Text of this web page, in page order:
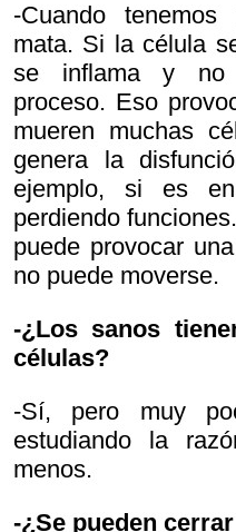
-Cuando
mata. Si la célula
se inflama y no
proceso. Eso
mueren muchas
genera la
ejemplo, si es
perdiendo
puede provocar
no puede moverse.
-¿Los sanos
células?
-Sí, pero muy
estudiando la
menos.
-¿Se pueden